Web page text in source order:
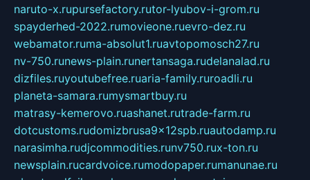
naruto-x.rupursefactory.rutor-lyubov-i-grom.ru
spayderhed-2022.rumovieone.ruevro-dez.ru
webamator.ruma-absolut1.ruavtopomosch27.ru
nv-750.runews-plain.runertansaga.rudelanalad.ru
dizfiles.ruyoutubefree.ruaria-family.ruroadli.ru
planeta-samara.rumysmartbuy.ru
matrasy-kemerovo.ruashanet.rutrade-farm.ru
dotcustoms.rudomizbrusa9x12spb.ruautodamp.ru
narasimha.rudjcommodities.runv750.rux-ton.ru
newsplain.rucardvoice.rumodopaper.rumanunae.ru